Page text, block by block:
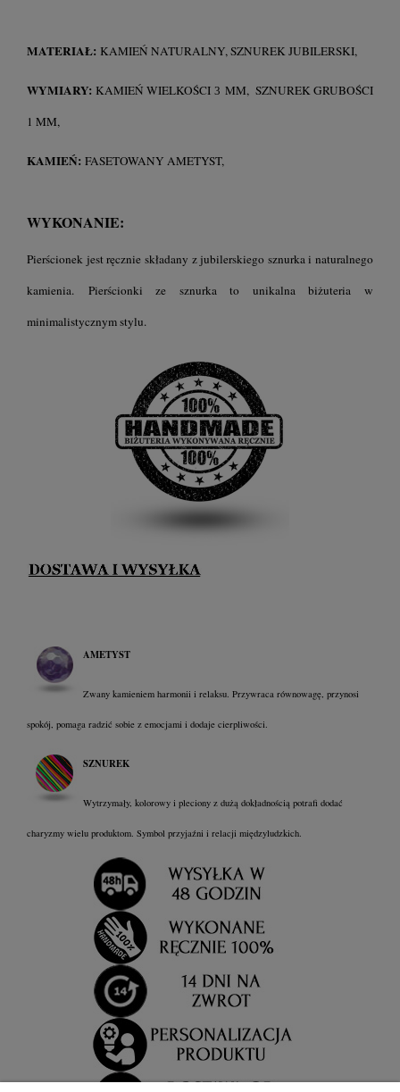
MATERIAŁ: KAMIEŃ NATURALNY, SZNUREK JUBILERSKI,
WYMIARY: KAMIEŃ WIELKOŚCI3 MM, SZNUREK GRUBOŚCI
1 MM,
KAMIEŃ: FASETOWANY AMETYST,
WYKONANIE:
Pierścionek jest ręcznie składany z jubilerskiego sznurka i naturalnego
kamienia. Pierścionki ze sznurka to unikalna biżuteria w
minimalistycznym stylu.
AMETYST
Zwany kamieniem harmonii i relaksu. Przywraca równowagę, przynosi
spokój, pomaga radzić sobie z emocjami i dodaje cierpliwości.
SZNUREK
Wytrzymały, kolorowy i pleciony z dużą dokładnością potrafi dodać
charyzmy wielu produktom. Symbol przyjaźni i relacji międzyludzkich.